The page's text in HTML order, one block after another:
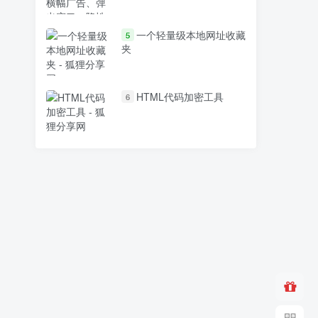
5 一个轻量级本地网址收藏
夹
6 HTML代码加密工具